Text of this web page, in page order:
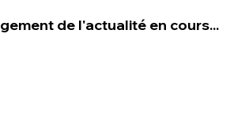
de l'actualité en cours...